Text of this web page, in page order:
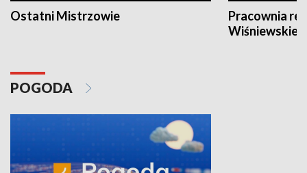
Ostatni Mistrzowie
Pracownia
POGODA